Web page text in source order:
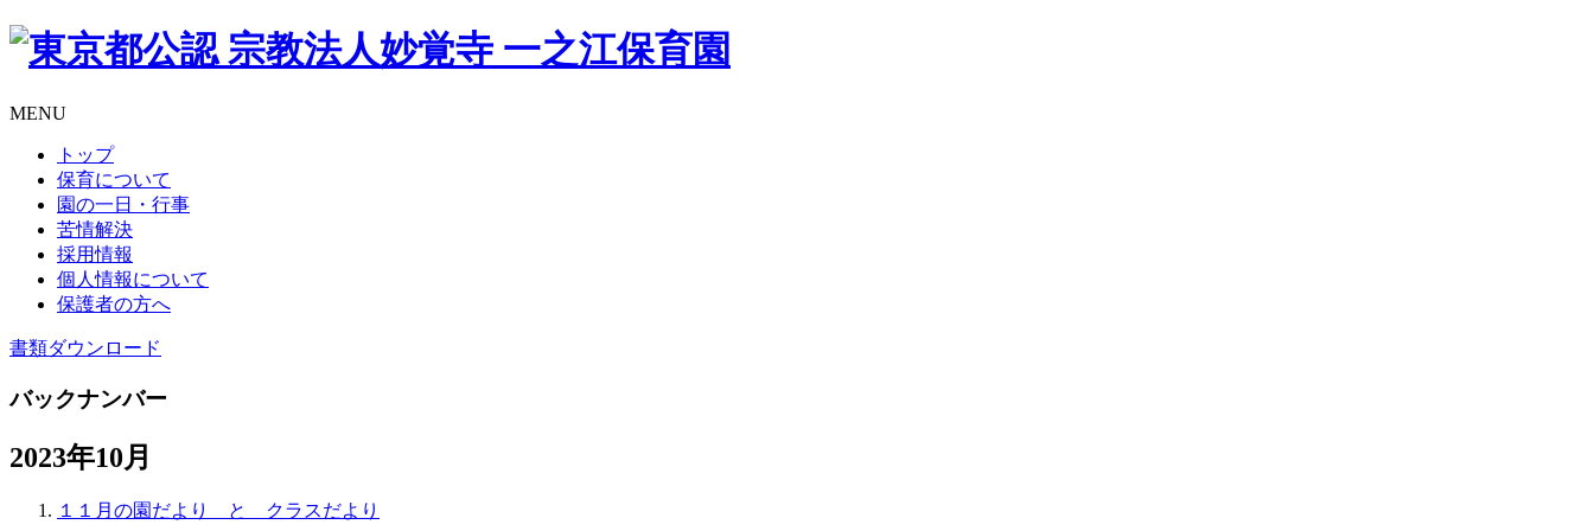
MENU
トップ
保育について
園の一日・行事
苦情解決
採用情報
個人情報について
保護者の方へ
書類ダウンロード
バックナンバー
2023年10月
１１月の園だより と クラスだより